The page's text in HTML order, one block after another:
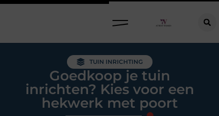
TUIN INRICHTING
Goedkoop je tuin
inrichten? Kies voor een
hekwerk met poort